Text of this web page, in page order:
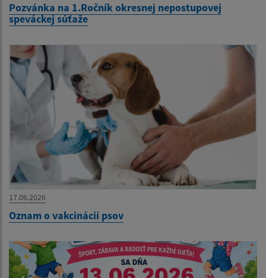
Pozvánka na 1.Ročník okresnej nepostupovej
speváckej súťaže
17.06.2026
Oznam o vakcinácií psov